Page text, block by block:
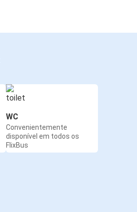
WC
Convenientemente
disponível em todos os
FlixBus